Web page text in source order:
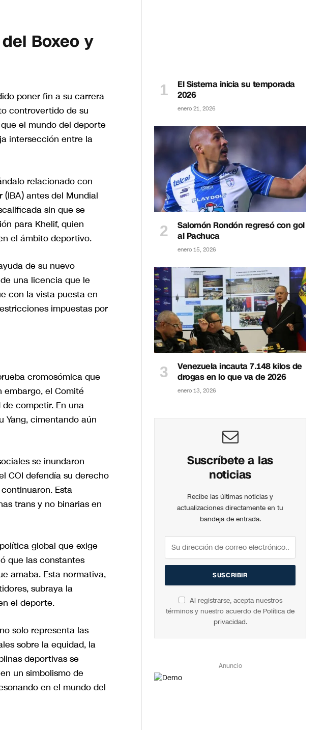
Boxeo y
poner fin a su carrera
controvertido de su
el mundo del deporte
intersección entre la
relacionado con
antes del Mundial
sin que se
para Khelif, quien
el ámbito deportivo.
de su nuevo
una licencia que le
con la vista puesta en
impuestas por
cromosómica que
embargo, el Comité
competir. En una
Yang, cimentando aún
se inundaron
COI defendía su derecho
Esta
trans y no binarias en
global que exige
que las constantes
amaba. Esta normativa,
subraya la
el deporte.
solo representa las
sobre la equidad, la
deportivas se
un simbolismo de
en el mundo del
El Sistema inicia su temporada
2026
enero 21, 2026
Salomón Rondón regresó con gol
al Pachuca
enero 15, 2026
Venezuela incauta 7.148 kilos de
drogas en lo que va de 2026
enero 13, 2026
Suscríbete a las
noticias
Recibe las últimas noticias y
actualizaciones directamente en tu
bandeja de entrada.
Al registrarse, acepta nuestros
términos y nuestro acuerdo de Política de
privacidad.
Anuncio